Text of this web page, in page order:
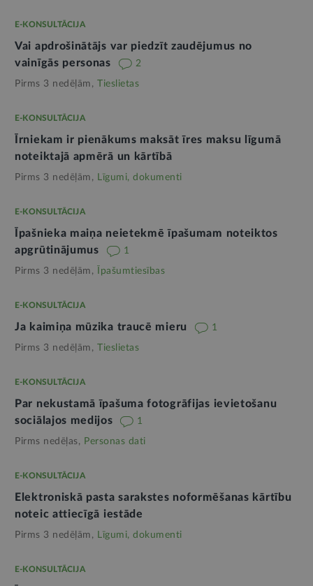
E-KONSULTĀCIJA
Vai apdrošinātājs var piedzīt zaudējumus no
vainīgās personas
2
Pirms 3 nedēļām, Tieslietas
E-KONSULTĀCIJA
Īrniekam ir pienākums maksāt īres maksu līgumā
noteiktajā apmērā un kārtībā
Pirms 3 nedēļām, Līgumi, dokumenti
E-KONSULTĀCIJA
Īpašnieka maiņa neietekmē īpašumam noteiktos
apgrūtinājumus
1
Pirms 3 nedēļām, Īpašumtiesības
E-KONSULTĀCIJA
Ja kaimiņa mūzika traucē mieru 1
Pirms 3 nedēļām, Tieslietas
E-KONSULTĀCIJA
Par nekustamā īpašuma fotogrāfijas ievietošanu
sociālajos medijos
1
Pirms nedēļas, Personas dati
E-KONSULTĀCIJA
Elektroniskā pasta sarakstes noformēšanas kārtību
noteic attiecīgā iestāde
Pirms 3 nedēļām, Līgumi, dokumenti
E-KONSULTĀCIJA